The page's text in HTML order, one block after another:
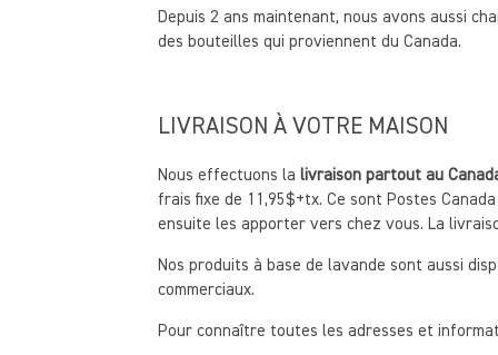
Depuis 2 ans maintenant, nous avons aussi
des bouteilles qui proviennent du Canada.
LIVRAISON À VOTRE MAISON
Nous effectuons la livraison partout au
frais fixe de 11,95$+tx. Ce sont Postes
ensuite les apporter vers chez vous. La
Nos produits à base de lavande sont aussi
commerciaux.
Pour connaître toutes les adresses et